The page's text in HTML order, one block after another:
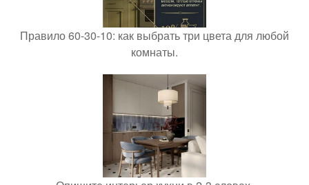
Правило 60-30-10: как выбрать три цвета для любой
комнаты.